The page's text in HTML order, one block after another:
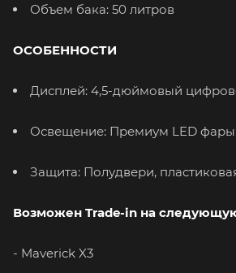
Объем бака: 50 литров
ОСОБЕННОСТИ
Дисплей: 4,5-дюймовый
Освещение: Премиум LED фары
Защита: Полудвери,
Возможен Trade-in на
- Maverick X3